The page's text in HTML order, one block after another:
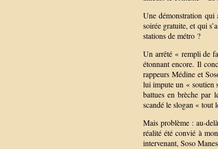
Une démonstration qui
soirée gratuite, et qui
stations de métro ?
Un arrêté « rempli de
étonnant encore. Il
rappeurs Médine et
lui impute un « soutien
battues en brèche par
scandé le slogan « tout
Mais problème : au-
réalité été convié à
intervenant, Soso